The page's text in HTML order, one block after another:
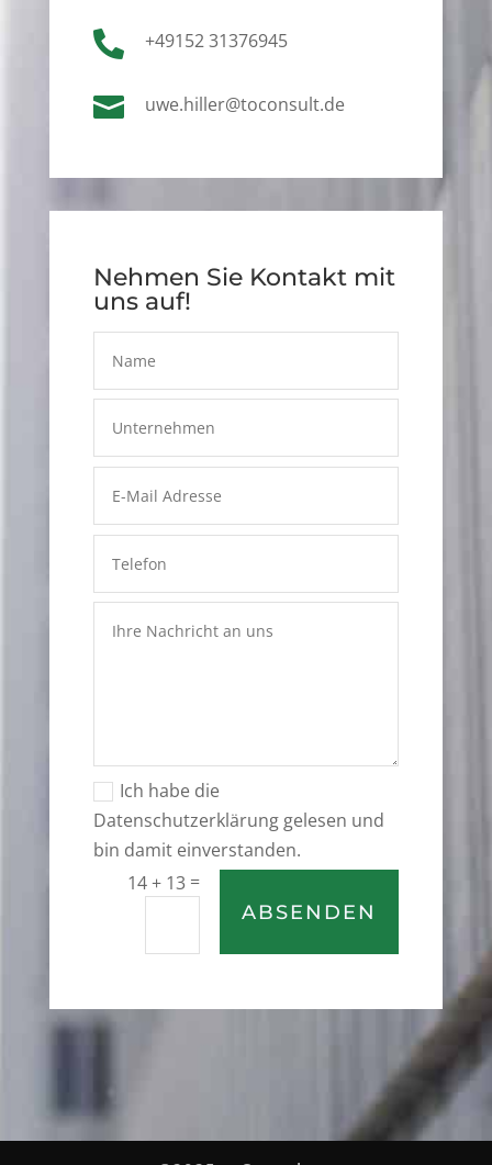
 +49152 31376945
 uwe.hiller@toconsult.de
Nehmen Sie Kontakt mit
uns auf!
Ich habe die
Datenschutzerklärung gelesen und
bin damit einverstanden.
14 + 13 =
ABSENDEN